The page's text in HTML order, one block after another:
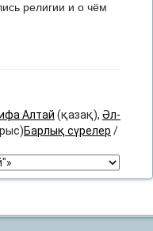
религии и о чём
Алтай (қазақ), Әл-
Барлық сүрелер /